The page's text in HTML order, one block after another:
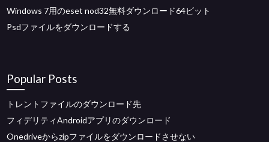
Windows 7用のeset nod32無料ダウンロード64ビット
Psdファイルをダウンロードする
Popular Posts
トレントファイルのダウンロード先
フィデリティAndroidアプリのダウンロード
Onedriveからzipファイルをダウンロードさせない